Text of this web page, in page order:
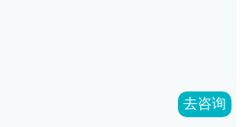
去咨询